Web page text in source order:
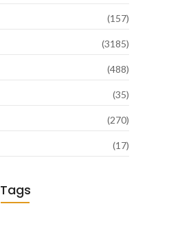
(157)
(3185)
(488)
(35)
(270)
(17)
Tags